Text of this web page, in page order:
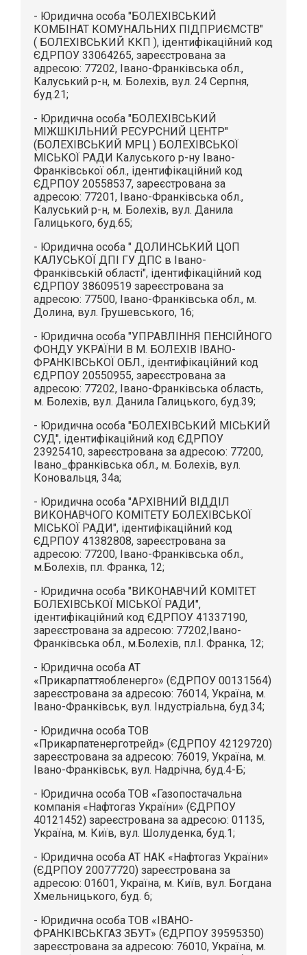
- Юридична особа "БОЛЕХІВСЬКИЙ
КОМБІНАТ КОМУНАЛЬНИХ ПІДПРИЄМСТВ"
( БОЛЕХІВСЬКИЙ ККП ), ідентифікаційний код
ЄДРПОУ 33064265, зареєстрована за
адресою: 77202, Івано-Франківська обл.,
Калуський р-н, м. Болехів, вул. 24 Серпня,
буд.21;
- Юридична особа "БОЛЕХІВСЬКИЙ
МІЖШКІЛЬНИЙ РЕСУРСНИЙ ЦЕНТР"
(БОЛЕХІВСЬКИЙ МРЦ ) БОЛЕХІВСЬКОЇ
МІСЬКОЇ РАДИ Калуського р-ну Івано-
Франківської обл., ідентифікаційний код
ЄДРПОУ 20558537, зареєстрована за
адресою: 77201, Івано-Франківська обл.,
Калуський р-н, м. Болехів, вул. Данила
Галицького, буд.65;
- Юридична особа " ДОЛИНСЬКИЙ ЦОП
КАЛУСЬКОЇ ДПІ ГУ ДПС в Івано-
Франківській області", ідентифікаційний код
ЄДРПОУ 38609519 зареєстрована за
адресою: 77500, Івано-Франківська обл., м.
Долина, вул. Грушевського, 16;
- Юридична особа "УПРАВЛІННЯ ПЕНСІЙНОГО
ФОНДУ УКРАЇНИ В М. БОЛЕХІВ ІВАНО-
ФРАНКІВСЬКОЇ ОБЛ., ідентифікаційний код
ЄДРПОУ 20550955, зареєстрована за
адресою: 77202, Івано-Франківська область,
м. Болехів, вул. Данила Галицького, буд.39;
- Юридична особа "БОЛЕХІВСЬКИЙ МІСЬКИЙ
СУД", ідентифікаційний код ЄДРПОУ
23925410, зареєстрована за адресою: 77200,
Івано_франківська обл., м. Болехів, вул.
Коновальця, 34а;
- Юридична особа "АРХІВНИЙ ВІДДІЛ
ВИКОНАВЧОГО КОМІТЕТУ БОЛЕХІВСЬКОЇ
МІСЬКОЇ РАДИ", ідентифікаційний код
ЄДРПОУ 41382808, зареєстрована за
адресою: 77200, Івано-Франківська обл.,
м.Болехів, пл. Франка, 12;
- Юридична особа "ВИКОНАВЧИЙ КОМІТЕТ
БОЛЕХІВСЬКОЇ МІСЬКОЇ РАДИ",
ідентифікаційний код ЄДРПОУ 41337190,
зареєстрована за адресою: 77202,Івано-
Франківська обл., м.Болехів, пл.І. Франка, 12;
- Юридична особа АТ
«Прикарпаттяобленерго» (ЄДРПОУ 00131564)
зареєстрована за адресою: 76014, Україна, м.
Івано-Франківськ, вул. Індустріальна, буд.34;
- Юридична особа ТОВ
«Прикарпатенерготрейд» (ЄДРПОУ 42129720)
зареєстрована за адресою: 76019, Україна, м.
Івано-Франківськ, вул. Надрічна, буд.4-Б;
- Юридична особа ТОВ «Газопостачальна
компанія «Нафтогаз України» (ЄДРПОУ
40121452) зареєстрована за адресою: 01135,
Україна, м. Київ, вул. Шолуденка, буд.1;
- Юридична особа АТ НАК «Нафтогаз України»
(ЄДРПОУ 20077720) зареєстрована за
адресою: 01601, Україна, м. Київ, вул. Богдана
Хмельницького, буд. 6;
- Юридична особа ТОВ «ІВАНО-
ФРАНКІВСЬКГАЗ ЗБУТ» (ЄДРПОУ 39595350)
зареєстрована за адресою: 76010, Україна, м.